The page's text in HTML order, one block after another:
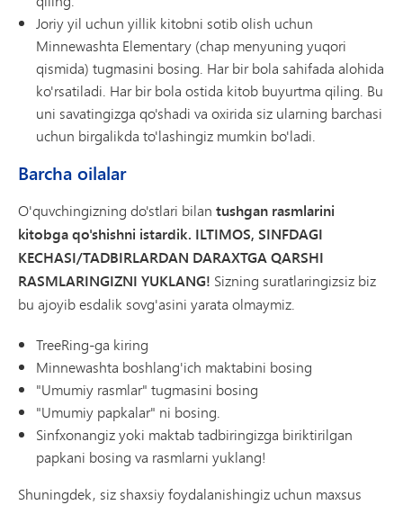
Joriy yil uchun yillik kitobni sotib olish uchun
Minnewashta Elementary (chap menyuning yuqori
qismida) tugmasini bosing. Har bir bola sahifada alohida
ko'rsatiladi. Har bir bola ostida kitob buyurtma qiling. Bu
uni savatingizga qo'shadi va oxirida siz ularning barchasi
uchun birgalikda to'lashingiz mumkin bo'ladi.
Barcha oilalar
O'quvchingizning do'stlari bilan tushgan rasmlarini
kitobga qo'shishni istardik. ILTIMOS, SINFDAGI
KECHASI/TADBIRLARDAN DARAXTGA QARSHI
RASMLARINGIZNI YUKLANG! Sizning suratlaringizsiz biz
bu ajoyib esdalik sovg'asini yarata olmaymiz.
TreeRing-ga kiring
Minnewashta boshlang'ich maktabini bosing
"Umumiy rasmlar" tugmasini bosing
"Umumiy papkalar" ni bosing.
Sinfxonangiz yoki maktab tadbiringizga biriktirilgan
papkani bosing va rasmlarni yuklang!
Shuningdek, siz shaxsiy foydalanishingiz uchun maxsus